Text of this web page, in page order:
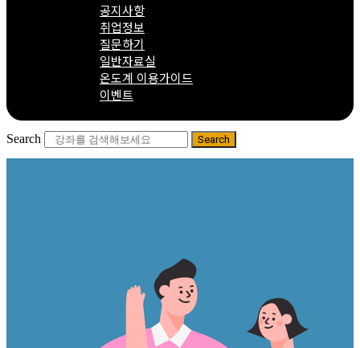
공지사항
취업정보
질문하기
일반자료실
온도계 이용가이드
이벤트
Search Search